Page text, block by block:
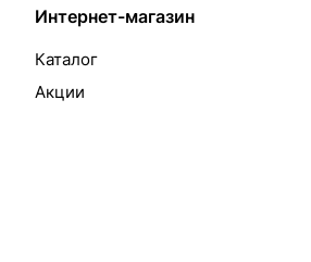
Интернет-магазин
Каталог
Акции